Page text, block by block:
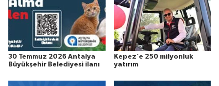
30 Temmuz 2026 Antalya
Büyükşehir Belediyesi ilanı
Kepez'e 250 milyonluk
yatırım